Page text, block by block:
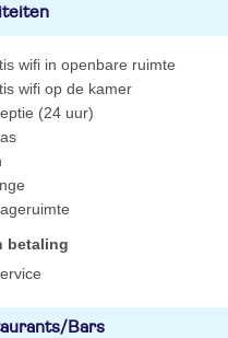
wifi in openbare ruimte
wifi op de kamer
(24 uur)
betaling
Bars